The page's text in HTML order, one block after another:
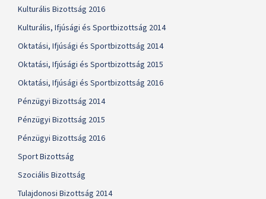
Kulturális Bizottság 2016
Kulturális, Ifjúsági és Sportbizottság 2014
Oktatási, Ifjúsági és Sportbizottság 2014
Oktatási, Ifjúsági és Sportbizottság 2015
Oktatási, Ifjúsági és Sportbizottság 2016
Pénzügyi Bizottság 2014
Pénzügyi Bizottság 2015
Pénzügyi Bizottság 2016
Sport Bizottság
Szociális Bizottság
Tulajdonosi Bizottság 2014